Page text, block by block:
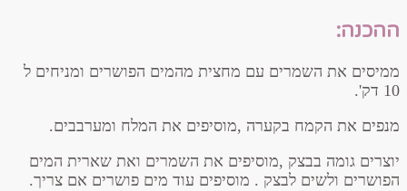
ההכנה:
ממיסים את השמרים עם מחצית מהמים הפושרים ומניחים ל
10 דק'.
מנפים את הקמח בקערה ,מוסיפים את המלח ומערבבים.
יוצרים גומה בבצק ,מוסיפים את השמרים ואת שארית המים
הפושרים ולשים לבצק . מוסיפים עוד מים פושרים אם צריך.